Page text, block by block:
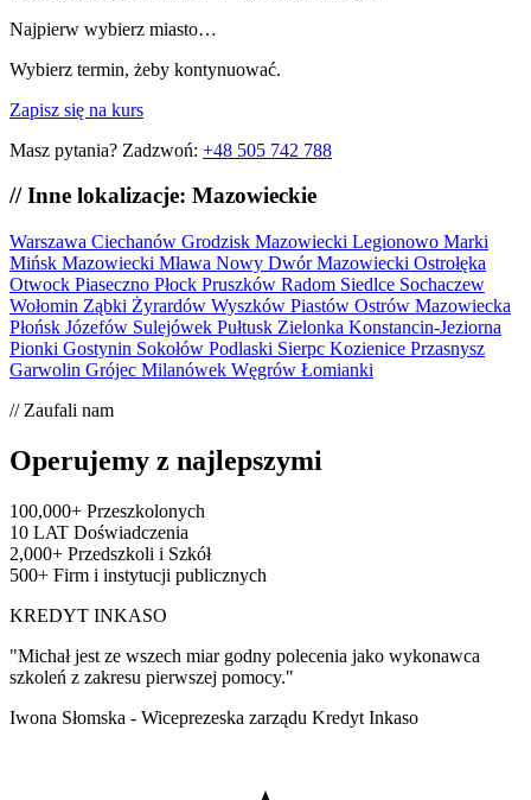
Najpierw wybierz miasto…
Wybierz termin, żeby kontynuować.
Zapisz się na kurs
Masz pytania? Zadzwoń: +48 505 742 788
// Inne lokalizacje: Mazowieckie
Warszawa Ciechanów Grodzisk Mazowiecki Legionowo Marki
Mińsk Mazowiecki Mława Nowy Dwór Mazowiecki Ostrołęka
Otwock Piaseczno Płock Pruszków Radom Siedlce Sochaczew
Wołomin Ząbki Żyrardów Wyszków Piastów Ostrów Mazowiecka
Płońsk Józefów Sulejówek Pułtusk Zielonka Konstancin-Jeziorna
Pionki Gostynin Sokołów Podlaski Sierpc Kozienice Przasnysz
Garwolin Grójec Milanówek Węgrów Łomianki
// Zaufali nam
Operujemy z najlepszymi
100,000+ Przeszkolonych
10 LAT Doświadczenia
2,000+ Przedszkoli i Szkół
500+ Firm i instytucji publicznych
KREDYT INKASO
"Michał jest ze wszech miar godny polecenia jako wykonawca
szkoleń z zakresu pierwszej pomocy."
Iwona Słomska - Wiceprezeska zarządu Kredyt Inkaso